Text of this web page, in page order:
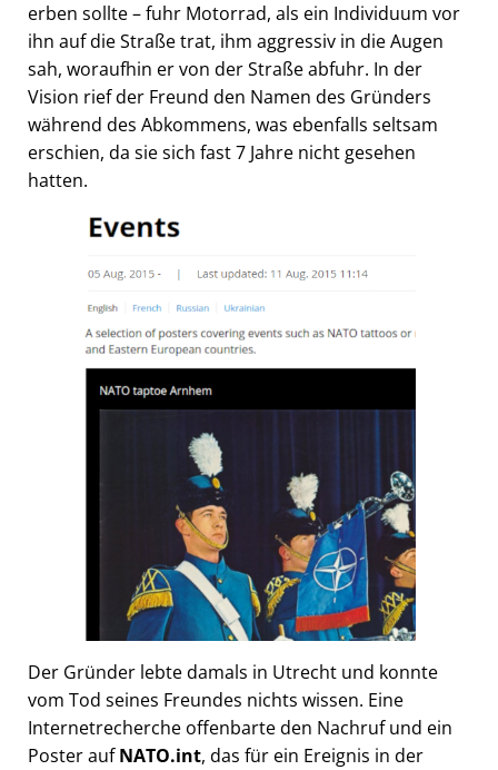
erben sollte – fuhr Motorrad, als ein Individuum vor
ihn auf die Straße trat, ihm aggressiv in die Augen
sah, woraufhin er von der Straße abfuhr. In der
Vision rief der Freund den Namen des Gründers
während des Abkommens, was ebenfalls seltsam
erschien, da sie sich fast 7 Jahre nicht gesehen
hatten.
Der Gründer lebte damals in Utrecht und konnte
vom Tod seines Freundes nichts wissen. Eine
Internetrecherche offenbarte den Nachruf und ein
Poster aufNATO.int, das für ein Ereignis in der